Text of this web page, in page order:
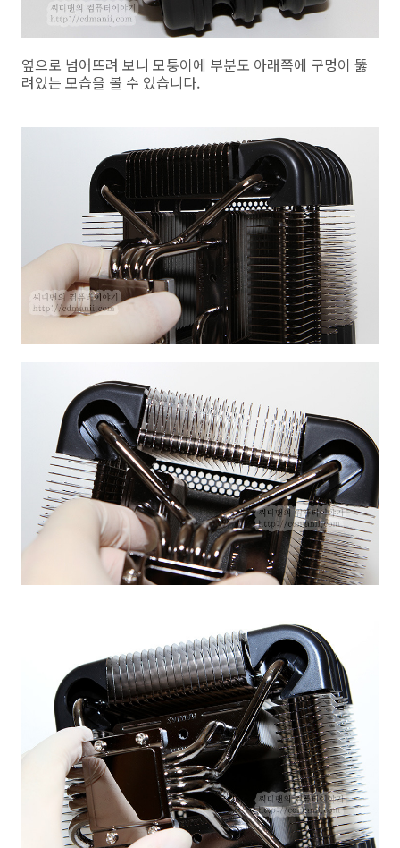
옆으로 넘어뜨려 보니 모퉁이에 부분도 아래쪽에 구멍이 뚫
려있는 모습을 볼 수 있습니다.